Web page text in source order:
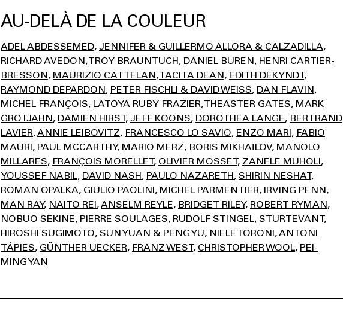
AU-DELÀ DE LA COULEUR
ADEL ABDESSEMED JENNIFER & GUILLERMO ALLORA & CALZADILLA
RICHARD AVEDON TROY BRAUNTUCH DANIEL BUREN HENRI CARTIER-
BRESSON MAURIZIO CATTELAN TACITA DEAN EDITH DEKYNDT
RAYMOND DEPARDON PETER FISCHLI & DAVID WEISS DAN FLAVIN
MICHEL FRANÇOIS LATOYA RUBY FRAZIER THEASTER GATES MARK
GROTJAHN DAMIEN HIRST JEFF KOONS DOROTHEA LANGE BERTRAND
LAVIER ANNIE LEIBOVITZ FRANCESCO LO SAVIO ENZO MARI FABIO
MAURI PAUL MCCARTHY MARIO MERZ BORIS MIKHAÏLOV MANOLO
MILLARES FRANÇOIS MORELLET OLIVIER MOSSET ZANELE MUHOLI
YOUSSEF NABIL DAVID NASH PAULO NAZARETH SHIRIN NESHAT
ROMAN OPALKA GIULIO PAOLINI MICHEL PARMENTIER IRVING PENN
MAN RAY NAITO REI ANSELM REYLE BRIDGET RILEY ROBERT RYMAN
NOBUO SEKINE PIERRE SOULAGES RUDOLF STINGEL STURTEVANT
HIROSHI SUGIMOTO SUN YUAN & PENG YU NIELE TORONI ANTONI
TÁPIES GÜNTHER UECKER FRANZ WEST CHRISTOPHER WOOL PEI-
MING YAN